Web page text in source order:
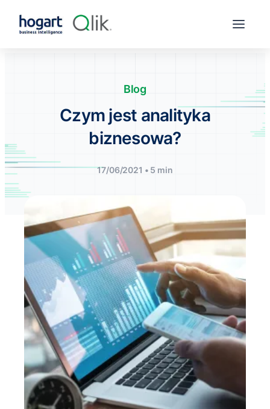
Blog
Czym jest analityka
biznesowa?
17/06/2021 • 5 min